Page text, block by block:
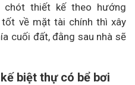
chót thiết kế theo hướng
về mặt tài chính thì xây
cuối đất, đằng sau nhà sẽ
biệt thự có bể bơi